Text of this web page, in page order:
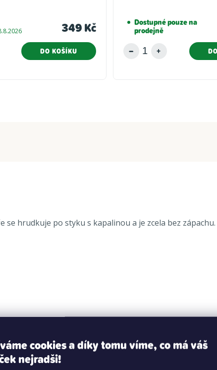
cookies a díky tomu víme, co má váš
nejradši!
349 Kč
DO KOŠÍKU
Dostupné pouze na
prodejně
se hrudkuje po styku s kapalinou a je zcela bez